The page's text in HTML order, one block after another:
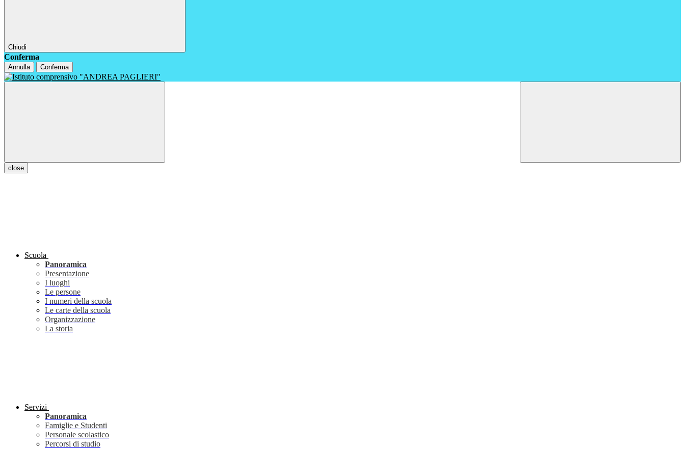
Chiudi
Conferma
Annulla Conferma
close
Scuola
Panoramica
Presentazione
I luoghi
Le persone
I numeri della scuola
Le carte della scuola
Organizzazione
La storia
Servizi
Panoramica
Famiglie e Studenti
Personale scolastico
Percorsi di studio